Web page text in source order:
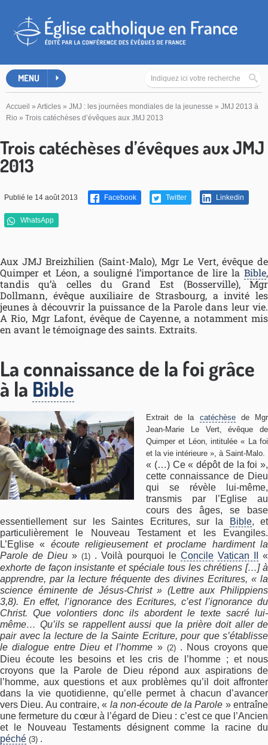
MENU
Accueil » Articles » JMJ : les journées mondiales de la jeunesse » JMJ 2013 à
Rio » Trois catéchèses d’évêques aux JMJ 2013
Trois catéchèses d’évêques aux JMJ
2013
Publié le 14 août 2013 Facebook Twitter Linkedin
WhatsApp
Aux JMJ Breizhilien (Saint-Malo), Mgr Le Vert, évêque de
Quimper et Léon, a souligné l’importance de lire la Bible,
tandis qu’à celles du Grand Est (Bosserville), Mgr
Dollmann, évêque auxiliaire de Strasbourg, a invité les
jeunes à découvrir la puissance de la Parole dans leur vie.
A Rio, Mgr Lafont, évêque de Cayenne, a notamment mis
en avant le témoignage des saints. Extraits.
La connaissance de la foi grâce
à la Bible
Extrait de la catéchèsede Mgr
Jean-Marie Le Vert, évêque de
Quimper et Léon, intitulée « La foi
et la vie intérieure », à Saint-Malo.
« (…) Ce « dépôt de la foi »,
cette connaissance de Dieu
qui se révèle lui-même,
transmis par l’Eglise au
cours des âges, se base
essentiellement sur les Saintes Ecritures, sur la
Bible, et
particulièrement le Nouveau Testament et les Evangiles.
L’Eglise « écoute religieusement et proclame hardiment la
Parole de Dieu » (1) . Voilà pourquoi le Concile Vatican II
«
exhorte de façon insistante et spéciale tous les chrétiens […] à
apprendre, par la lecture fréquente des divines Ecritures, « la
science éminente de Jésus-Christ » (Lettre aux Philippiens
3,8). En effet, l’ignorance des Ecritures, c’est l’ignorance du
Christ. Que volontiers donc ils abordent le texte sacré lui-
même… Qu’ils se rappellent aussi que la prière doit aller de
pair avec la lecture de la Sainte Ecriture, pour que s’établisse
le dialogue entre Dieu et l’homme » (2). Nous croyons que
Dieu écoute les besoins et les cris de l’homme ; et nous
croyons que la Parole de Dieu répond aux aspirations de
l’homme, aux questions et aux problèmes qu’il doit affronter
dans la vie quotidienne, qu’elle permet à chacun d’avancer
vers Dieu. Au contraire, « la non-écoute de la Parole » entraîne
une fermeture du cœur à l’égard de Dieu : c’est ce que l’Ancien
et le Nouveau Testaments désignent comme la racine du
péché (3) .